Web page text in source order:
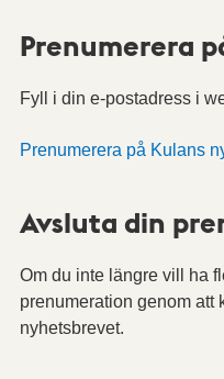
Prenumerera
Fyll i din e-postadress i
Prenumerera på Kulans
Avsluta din
Om du inte längre vill ha
prenumeration genom att
nyhetsbrevet.